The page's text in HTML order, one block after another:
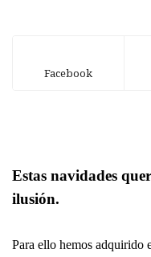
Facebook
Estas navidades
ilusión.
Para ello hemos adquirido